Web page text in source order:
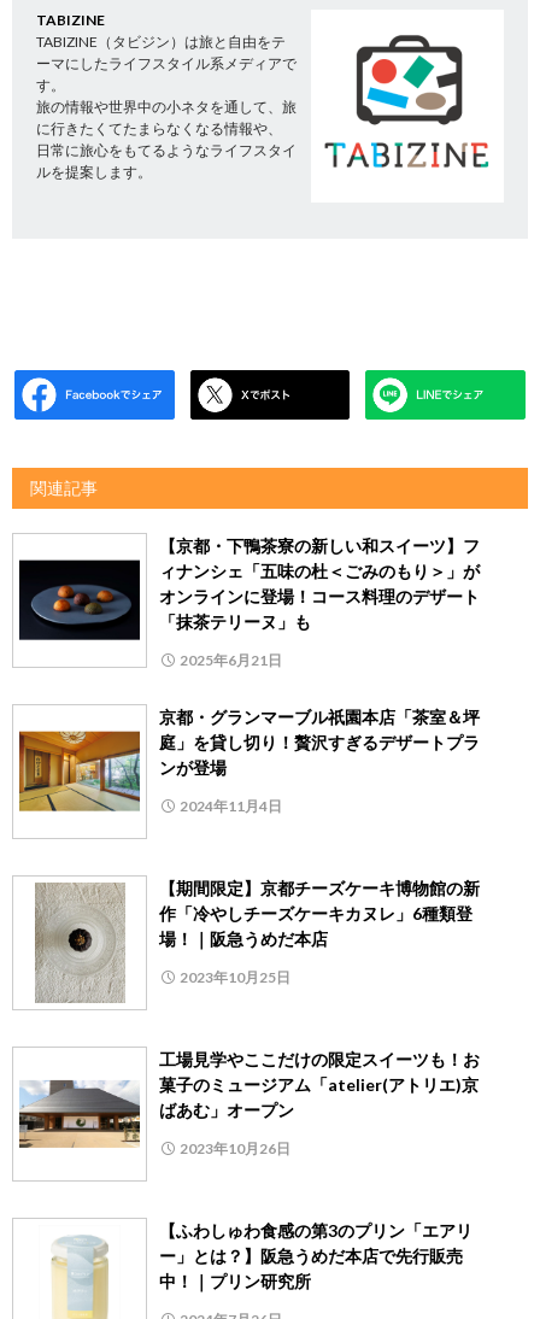
TABIZINE
TABIZINE（タビジン）は旅と自由をテ
ーマにしたライフスタイル系メディアで
す。
旅の情報や世界中の小ネタを通して、旅
に行きたくてたまらなくなる情報や、
日常に旅心をもてるようなライフスタイ
ルを提案します。
関連記事
【京都・下鴨茶寮の新しい和スイーツ】フ
ィナンシェ「五味の杜＜ごみのもり＞」が
オンラインに登場！コース料理のデザート
「抹茶テリーヌ」も
2025年6月21日
京都・グランマーブル祇園本店「茶室＆坪
庭」を貸し切り！贅沢すぎるデザートプラ
ンが登場
2024年11月4日
【期間限定】京都チーズケーキ博物館の新
作「冷やしチーズケーキカヌレ」6種類登
場！｜阪急うめだ本店
2023年10月25日
工場見学やここだけの限定スイーツも！お
菓子のミュージアム「atelier(アトリエ)京
ばあむ」オープン
2023年10月26日
【ふわしゅわ食感の第3のプリン「エアリ
ー」とは？】阪急うめだ本店で先行販売
中！｜プリン研究所